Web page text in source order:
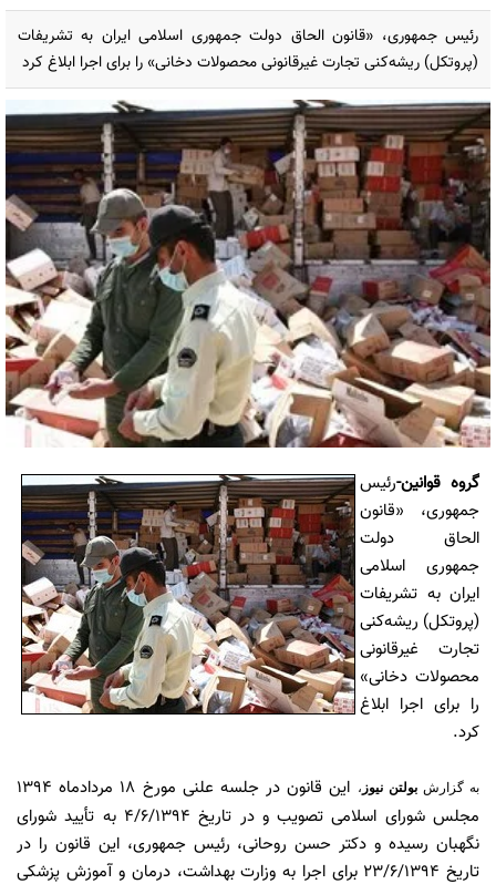
رئیس جمهوری، «قانون الحاق دولت جمهوری اسلامی ایران به تشریفات
(پروتکل) ریشه‌کنی تجارت غیرقانونی محصولات دخانی» را برای اجرا ابلاغ کرد
گروه قوانین-رئیس
جمهوری، «قانون
الحاق دولت
جمهوری اسلامی
ایران به تشریفات
(پروتکل) ریشه‌کنی
تجارت غیرقانونی
محصولات دخانی»
را برای اجرا ابلاغ
کرد.
به گزارشبولتن نیوز ،
این قانون در جلسه علنی مورخ 18 مردادماه 1394
مجلس شورای اسلامی تصویب و در تاریخ 4/6/1394 به تأیید شورای
نگهبان رسیده و دکتر حسن روحانی، رئیس جمهوری، این قانون را در
تاریخ 23/6/1394 برای اجرا به وزارت بهداشت، درمان و آموزش پزشکی